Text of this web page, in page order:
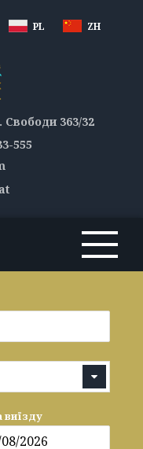
PL ZH
363/32
555
виїзду